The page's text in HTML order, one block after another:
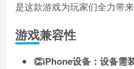
是这款游戏为玩家们全力带来
游戏兼容性
👏iPhone设备：设备需